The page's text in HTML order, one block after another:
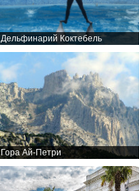
Дельфинарий Коктебель
Гора Ай-Петри